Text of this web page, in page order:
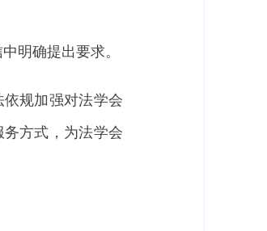
明确提出要求。
规加强对法学会
方式，为法学会